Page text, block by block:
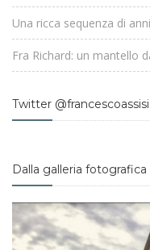
Una ricca sequenza di
Fra Richard: un mantello
Twitter @francescoassisi
Dalla galleria fotografica